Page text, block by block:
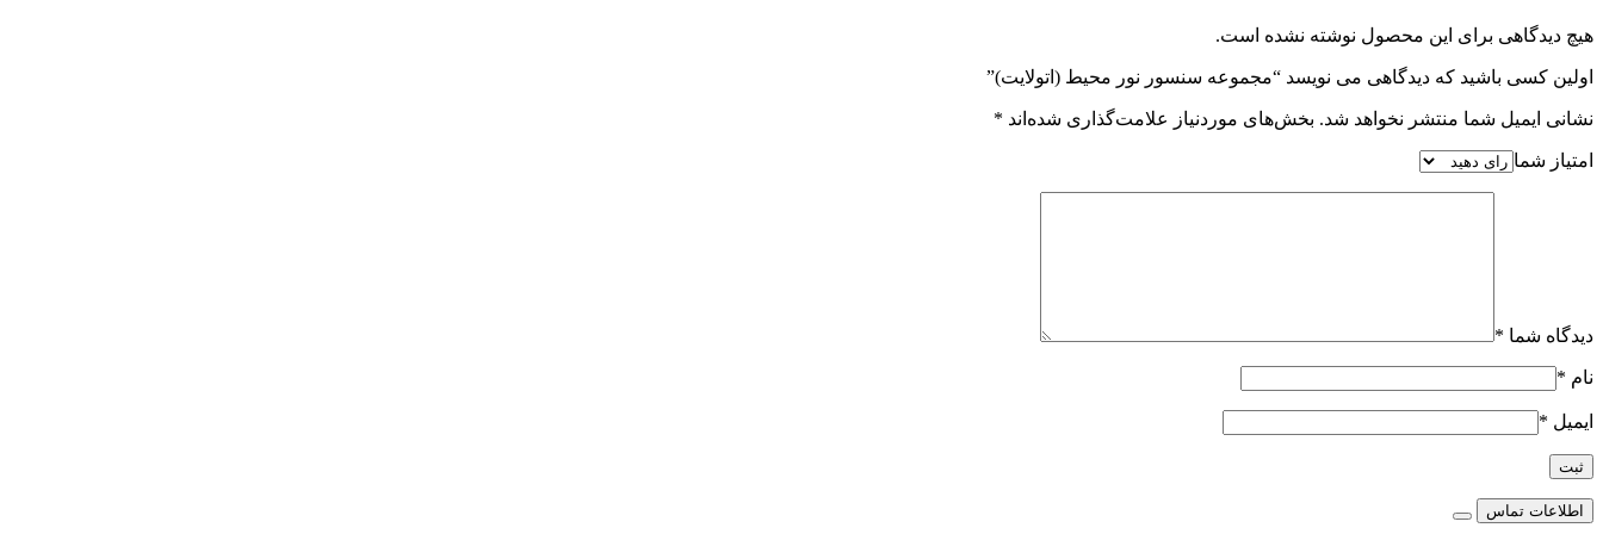
هیچ دیدگاهی برای این محصول نوشته نشده است.
اولین کسی باشید که دیدگاهی می نویسد “مجموعه سنسور نور محیط (اتولایت)”
نشانی ایمیل شما منتشر نخواهد شد. بخش‌های موردنیاز علامت‌گذاری شده‌اند *
امتیاز شما
دیدگاه شما *
نام *
ایمیل *
اطلاعات تماس